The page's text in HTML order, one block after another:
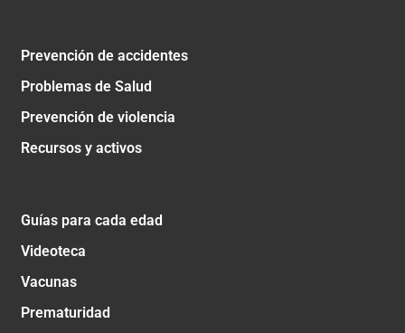
Prevención de accidentes
Problemas de Salud
Prevención de violencia
Recursos y activos
Guías para cada edad
Videoteca
Vacunas
Prematuridad